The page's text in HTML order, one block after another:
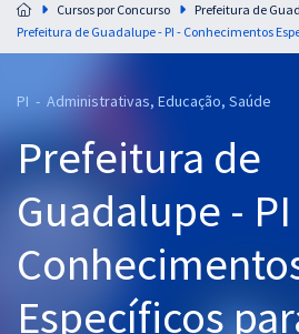
residências em saúde do Brasil
Cursos 20% OFF
Pós
Graduação
OAB
Cursos por Concurso
Prefeitura de
PI - Administrativas, Educação, Saúde
Prefeitura de
Guadalupe - PI
Específicos